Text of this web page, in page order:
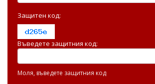
Защитен код:
Въведете защитния код:
Моля, въведете защитния код